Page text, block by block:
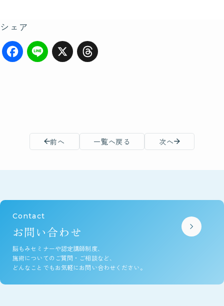
シェア
F
b
k
Li X
d
前へ 一覧へ戻る 次へ
Contact
お問い合わせ
脳もみセミナーや認定講師制度、
施術についてのご質問・ご相談など、
どんなことでもお気軽にお問い合わせください。